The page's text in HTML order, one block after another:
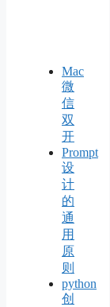
Mac
微
信
双
开
Prompt
设
计
的
通
用
原
则
python
创